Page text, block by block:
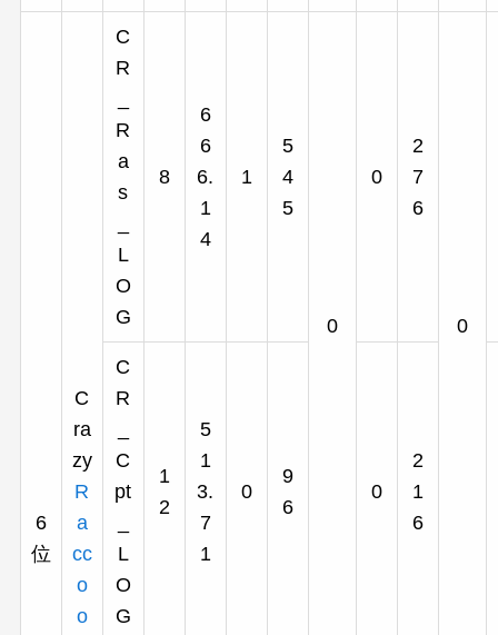
6
位
C
ra
zy
R
a
cc
o
o
C
R
R
a
s
L
O
G
8
6
6
6.
1
4
1
5
4
5
0
0
2
7
6
0
C
R
C
pt
L
O
G
1
2
5
1
3.
7
1
0
9
6
0
2
1
6